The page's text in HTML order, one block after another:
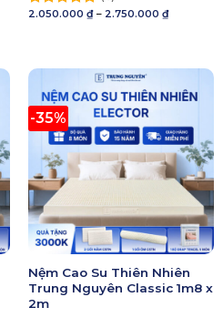
Được xếp
2.050.000 ₫ – 2.750.000 ₫Khoảng
giá:
-35%
Nệm Cao Su Thiên Nhiên
Trung Nguyên Classic 1m8 x
2m